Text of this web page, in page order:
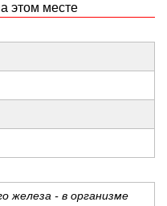
этом месте
железа - в организме